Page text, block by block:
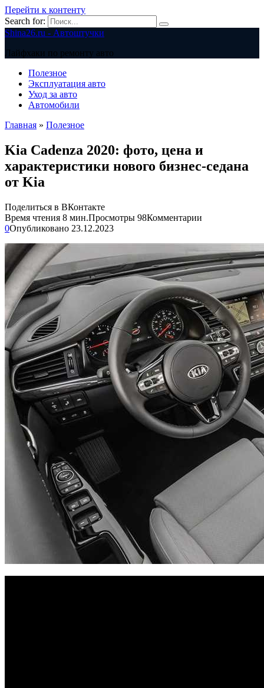
Перейти к контенту
Search for:
Shina26.ru - Автоштучки
Лайфхаки по ремонту авто
Полезное
Эксплуатация авто
Уход за авто
Автомобили
Главная » Полезное
Kia Cadenza 2020: фото, цена и
характеристики нового бизнес-седана
от Kia
Поделиться в ВКонтакте
Время чтения 8 мин.Просмотры 98Комментарии
0Опубликовано 23.12.2023